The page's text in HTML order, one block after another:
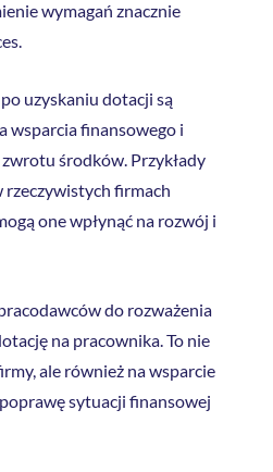
wymagań znacznie
uzyskaniu dotacji są
wsparcia finansowego i
środków. Przykłady
firmach
one wpłynąć na rozwój i
do rozważenia
na pracownika. To nie
ale również na wsparcie
sytuacji finansowej